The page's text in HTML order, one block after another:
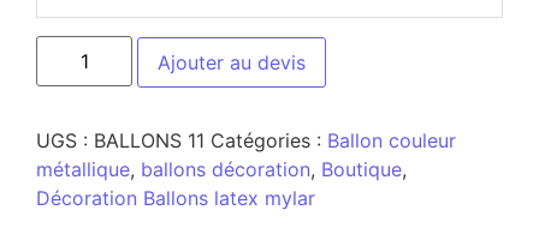
Ajouter au devis
UGS : BALLONS 11 Catégories : Ballon couleur
métallique, ballons décoration, Boutique,
Décoration Ballons latex mylar